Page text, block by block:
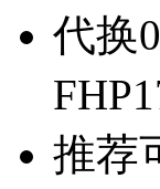
代换
推荐